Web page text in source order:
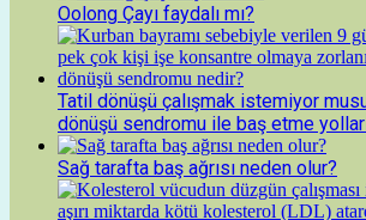
Oolong Çayı faydalı mı?
Tatil dönüşü çalışmak istemiyor
dönüşü sendromu ile baş etme
Sağ tarafta baş ağrısı neden olur?